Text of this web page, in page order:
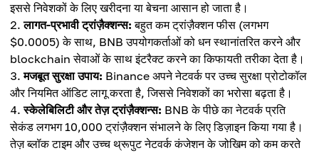
इससे निवेशकों के लिए खरीदना या बेचना आसान हो जाता है।
लागत-प्रभावी ट्रांज़ैक्शन्स: बहुत कम ट्रांज़ैक्शन फीस (लगभग
$0.0005) के साथ, BNB उपयोगकर्ताओं को धन स्थानांतरित करने और
blockchain सेवाओं के साथ इंटरैक्ट करने का किफायती तरीका देता है।
मजबूत सुरक्षा उपाय: Binance अपने नेटवर्क पर उच्च सुरक्षा प्रोटोकॉल
और नियमित ऑडिट लागू करता है, जिससे निवेशकों का भरोसा बढ़ता है।
स्केलेबिलिटी और तेज़ ट्रांज़ैक्शन्स: BNB के पीछे का नेटवर्क प्रति
सेकंड लगभग 10,000 ट्रांज़ैक्शन संभालने के लिए डिज़ाइन किया गया है।
तेज़ ब्लॉक टाइम और उच्च थ्रूपुट नेटवर्क कंजेशन के जोखिम को कम करते